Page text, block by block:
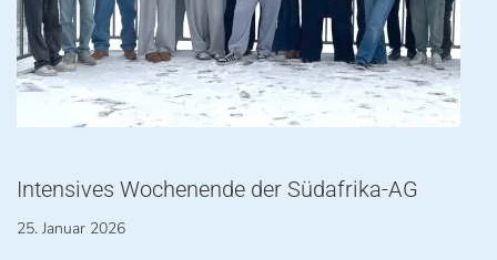
Intensives Wochenende der Südafrika-AG
25. Januar 2026